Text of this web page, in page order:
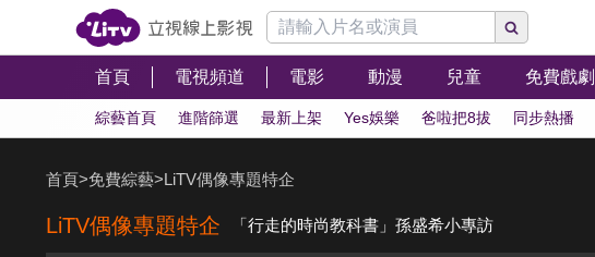
首頁 電視頻道 電影 動漫 兒童 免費戲劇
綜藝首頁 進階篩選 最新上架 Yes娛樂 爸啦把8拔 同步熱播
首頁>免費綜藝>LiTV偶像專題特企
LiTV偶像專題特企 「行走的時尚教科書」孫盛希小專訪